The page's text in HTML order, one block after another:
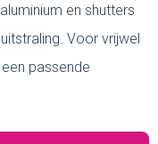
en shutters
Voor vrijwel
passende